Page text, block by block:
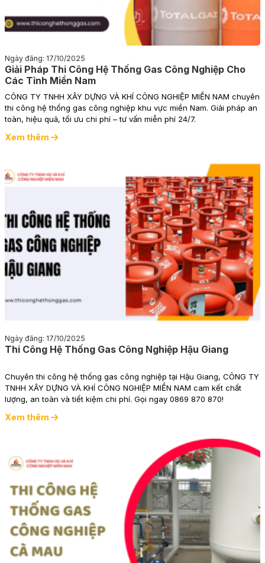
Ngày đăng: 17/10/2025
Giải Pháp Thi Công Hệ Thống Gas Công Nghiệp Cho
Các Tỉnh Miền Nam
CÔNG TY TNHH XÂY DỰNG VÀ KHÍ CÔNG NGHIỆP MIỀN NAM chuyên
thi công hệ thống gas công nghiệp khu vực miền Nam. Giải pháp an
toàn, hiệu quả, tối ưu chi phí – tư vấn miễn phí 24/7.
Xem thêm
Ngày đăng: 17/10/2025
Thi Công Hệ Thống Gas Công Nghiệp Hậu Giang
Chuyên thi công hệ thống gas công nghiệp tại Hậu Giang, CÔNG TY
TNHH XÂY DỰNG VÀ KHÍ CÔNG NGHIỆP MIỀN NAM cam kết chất
lượng, an toàn và tiết kiệm chi phí. Gọi ngay 0869 870 870!
Xem thêm